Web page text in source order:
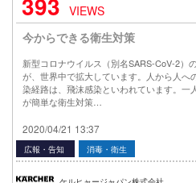
VIEWS
今からできる衛生対策
新型コロナウイルス（別名SARS-CoV-2）
が、世界中で拡大しています。人から人へ
染経路は、飛沫感染といわれています。一
が簡単な衛生対策…
2020/04/21 13:37
広報・告知 消毒・衛生